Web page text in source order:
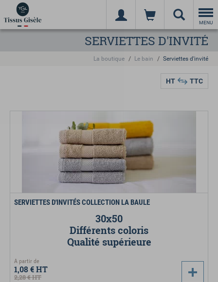
MENU
SERVIETTES D'INVITÉ
La boutique Le bain Serviettes d'invité
HT TTC
SERVIETTES D'INVITÉS COLLECTION LA BAULE
30x50
Différents coloris
Qualité supérieure
A partir de
1,08 €HT
2,28 €HT